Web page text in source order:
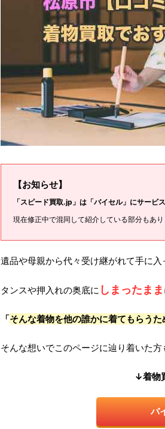
【お知らせ】
「スピード買取.jp」は「バイセル」にサービ
現在修正中で混同して紹介している部分もあり
遺品や母親から代々受け継がれて手に
タンスや押入れの奥底に しまったまま
「そんな着物を他の誰かに着てもらうた
そんな想いでこのページに辿り着いた方
↓着物
バ